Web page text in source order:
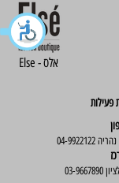
Else - אלס
פעילות
04-9922122
03-9667890